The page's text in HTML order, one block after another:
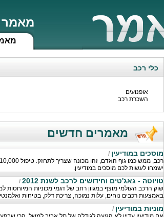
מאמר
כלי רכב
אופנועים
השכרת רכב
מוסכים במודיעין /
ישמחו לעשות לכם מוסכים במודיעין.
טויוטה - גאג'טים וחידושים לרכב לשנת 2012
/
שוק הרכב העולמי מוצף במגוון רחב של דגמי מכוניות המיוחסות
באמצעות רכבים נוחים, עלות נמוכה, צריכת דלק, בטיחות
מוניות במודיעין /